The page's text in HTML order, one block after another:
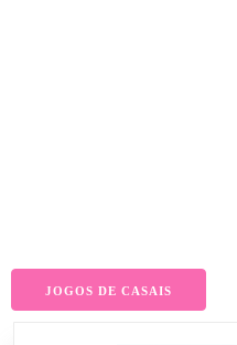
JOGOS DE CASAIS